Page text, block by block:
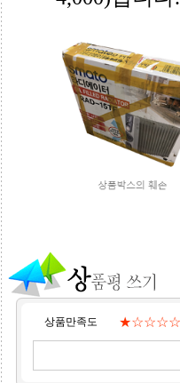
상품만족도 ★☆☆☆☆